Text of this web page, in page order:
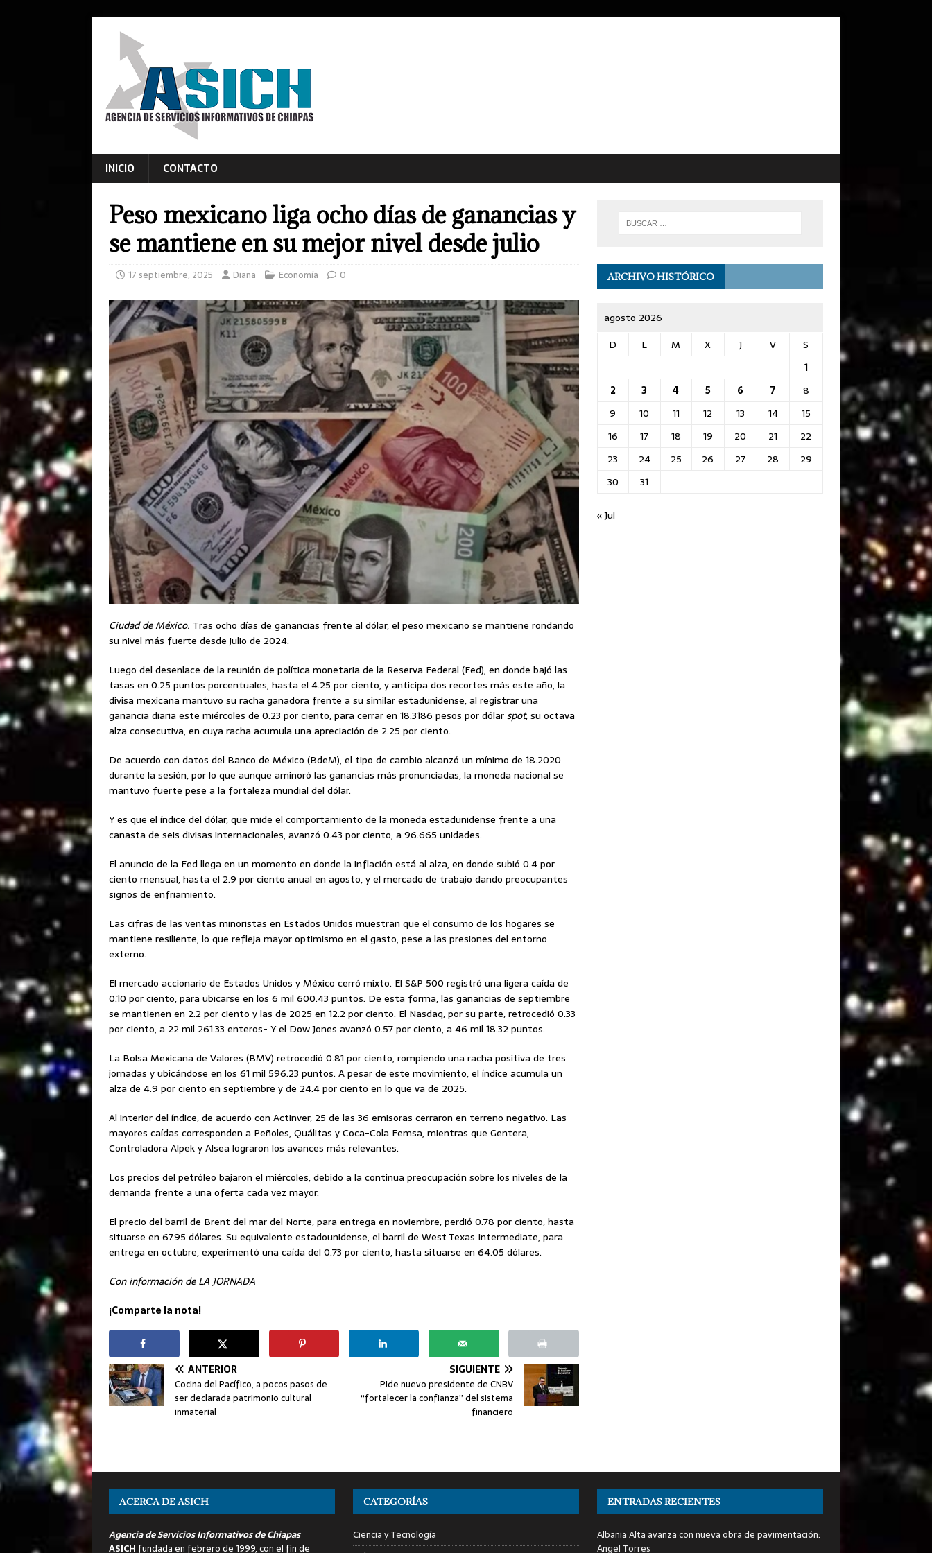
INICIO CONTACTO
Peso mexicano liga ocho días de ganancias y
se mantiene en su mejor nivel desde julio
17 septiembre, 2025 Diana Economía 0
Ciudad de México. Tras ocho días de ganancias frente al dólar, el peso mexicano se mantiene rondando
su nivel más fuerte desde julio de 2024.
Luego del desenlace de la reunión de política monetaria de la Reserva Federal (Fed), en donde bajó las
tasas en 0.25 puntos porcentuales, hasta el 4.25 por ciento, y anticipa dos recortes más este año, la
divisa mexicana mantuvo su racha ganadora frente a su similar estadunidense, al registrar una
ganancia diaria este miércoles de 0.23 por ciento, para cerrar en 18.3186 pesos por dólarspot, su octava
alza consecutiva, en cuya racha acumula una apreciación de 2.25 por ciento.
De acuerdo con datos del Banco de México (BdeM), el tipo de cambio alcanzó un mínimo de 18.2020
durante la sesión, por lo que aunque aminoró las ganancias más pronunciadas, la moneda nacional se
mantuvo fuerte pese a la fortaleza mundial del dólar.
Y es que el índice del dólar, que mide el comportamiento de la moneda estadunidense frente a una
canasta de seis divisas internacionales, avanzó 0.43 por ciento, a 96.665 unidades.
El anuncio de la Fed llega en un momento en donde la inflación está al alza, en donde subió 0.4 por
ciento mensual, hasta el 2.9 por ciento anual en agosto, y el mercado de trabajo dando preocupantes
signos de enfriamiento.
Las cifras de las ventas minoristas en Estados Unidos muestran que el consumo de los hogares se
mantiene resiliente, lo que refleja mayor optimismo en el gasto, pese a las presiones del entorno
externo.
El mercado accionario de Estados Unidos y México cerró mixto. El S&P 500 registró una ligera caída de
0.10 por ciento, para ubicarse en los 6 mil 600.43 puntos. De esta forma, las ganancias de septiembre
se mantienen en 2.2 por ciento y las de 2025 en 12.2 por ciento. El Nasdaq, por su parte, retrocedió 0.33
por ciento, a 22 mil 261.33 enteros- Y el Dow Jones avanzó 0.57 por ciento, a 46 mil 18.32 puntos.
La Bolsa Mexicana de Valores (BMV) retrocedió 0.81 por ciento, rompiendo una racha positiva de tres
jornadas y ubicándose en los 61 mil 596.23 puntos. A pesar de este movimiento, el índice acumula un
alza de 4.9 por ciento en septiembre y de 24.4 por ciento en lo que va de 2025.
Al interior del índice, de acuerdo con Actinver, 25 de las 36 emisoras cerraron en terreno negativo. Las
mayores caídas corresponden a Peñoles, Quálitas y Coca-Cola Femsa, mientras que Gentera,
Controladora Alpek y Alsea lograron los avances más relevantes.
Los precios del petróleo bajaron el miércoles, debido a la continua preocupación sobre los niveles de la
demanda frente a una oferta cada vez mayor.
El precio del barril de Brent del mar del Norte, para entrega en noviembre, perdió 0.78 por ciento, hasta
situarse en 67.95 dólares. Su equivalente estadounidense, el barril de West Texas Intermediate, para
entrega en octubre, experimentó una caída del 0.73 por ciento, hasta situarse en 64.05 dólares.
Con información de LA JORNADA
¡Comparte la nota!
ANTERIOR
Cocina del Pacífico, a pocos pasos de
ser declarada patrimonio cultural
inmaterial
SIGUIENTE
Pide nuevo presidente de CNBV
“fortalecer la confianza” del sistema
financiero
ARCHIVO HISTÓRICO
agosto 2026
D
L M X J V
S
1
2
3 4 5 6 7
8
9
10 11 12 13 14
15
16
17 18 19 20 21
22
23
24 25 26 27 28
29
30
31
« Jul
ACERCA DE ASICH
Agencia de Servicios Informativos de Chiapas
ASICH fundada en febrero de 1999, con el fin de
CATEGORÍAS
Ciencia y Tecnología
ENTRADAS RECIENTES
Albania Alta avanza con nueva obra de pavimentación:
Angel Torres